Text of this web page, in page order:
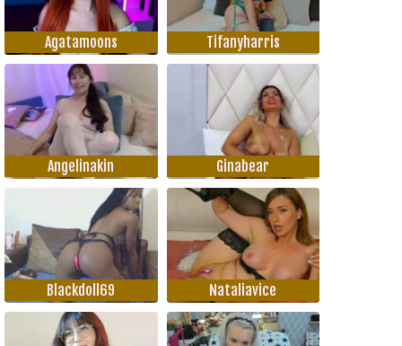
Agatamoons Tifanyharris
Angelinakin Ginabear
Blackdoll69 Nataliavice